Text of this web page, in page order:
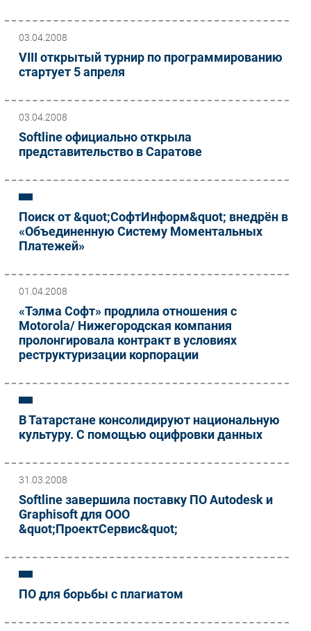
03.04.2008
VIII открытый турнир по программированию
стартует 5 апреля
03.04.2008
Softline официально открыла
представительство в Саратове
Поиск от &quot;СофтИнформ&quot; внедрён в
«Объединенную Систему Моментальных
Платежей»
01.04.2008
«Тэлма Софт» продлила отношения с
Motorola/ Нижегородская компания
пролонгировала контракт в условиях
реструктуризации корпорации
В Татарстане консолидируют национальную
культуру. С помощью оцифровки данных
31.03.2008
Softline завершила поставку ПО Autodesk и
Graphisoft для ООО
&quot;ПроектСервис&quot;
ПО для борьбы с плагиатом